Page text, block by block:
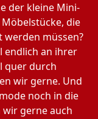
der kleine Mini-
die
müssen?
endlich an ihrer
quer durch
wir gerne. Und
noch in die
gerne auch